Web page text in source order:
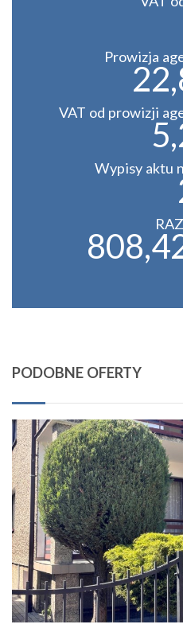
Prowizja
VAT od prowizji
Wypisy aktu
PODOBNE OFERTY